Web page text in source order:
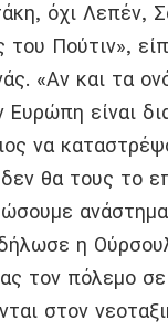
όχι Λεπέν,
του Πούτιν»,
«Αν και τα
είναι
να
θα τους το
η
τον πόλεμο
στον